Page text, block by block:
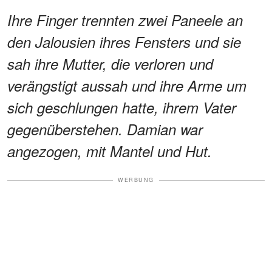
Ihre Finger trennten zwei Paneele an
den Jalousien ihres Fensters und sie
sah ihre Mutter, die verloren und
verängstigt aussah und ihre Arme um
sich geschlungen hatte, ihrem Vater
gegenüberstehen. Damian war
angezogen, mit Mantel und Hut.
WERBUNG